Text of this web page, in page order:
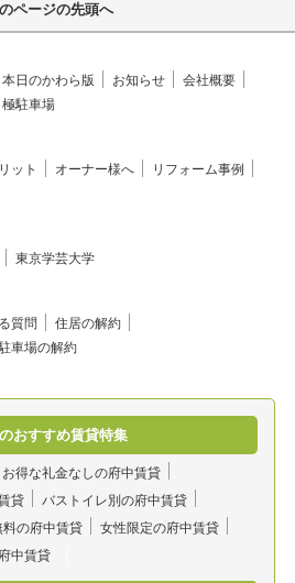
ページの先頭へ
本日のかわら版 お知らせ
会社概要
極駐車場
ット オーナー様へ
リフォーム事例
東京学芸大学
質問
住居の解約
車場の解約
おすすめ賃貸特集
お得な礼金なしの府中賃貸
貸
バストイレ別の府中賃貸
の府中賃貸
女性限定の府中賃貸
中賃貸